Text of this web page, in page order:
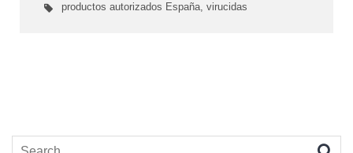
productos autorizados España,virucidas
Search